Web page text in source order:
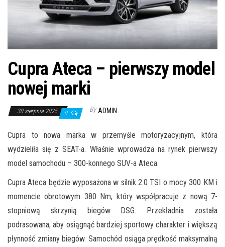
Cupra Ateca – pierwszy model
nowej marki
30 sierpnia 2025 0 By ADMIN
Cupra to nowa marka w przemyśle motoryzacyjnym, która
wydzieliła się z SEAT-a. Właśnie wprowadza na rynek pierwszy
model samochodu – 300-konnego SUV-a Ateca.
Cupra Ateca będzie wyposażona w silnik 2.0 TSI o mocy 300 KM i
momencie obrotowym 380 Nm, który współpracuje z nową 7-
stopniową skrzynią biegów DSG. Przekładnia została
podrasowana, aby osiągnąć bardziej sportowy charakter i większą
płynność zmiany biegów. Samochód osiąga prędkość maksymalną